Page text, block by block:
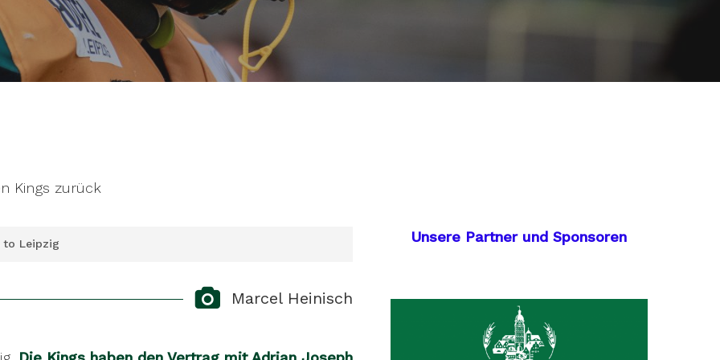
Kings zurück
to Leipzig
Kings have extended the contract with Adrian
field, for another season. The native of
Marcel Heinisch
Unsere Partner und Sponsoren